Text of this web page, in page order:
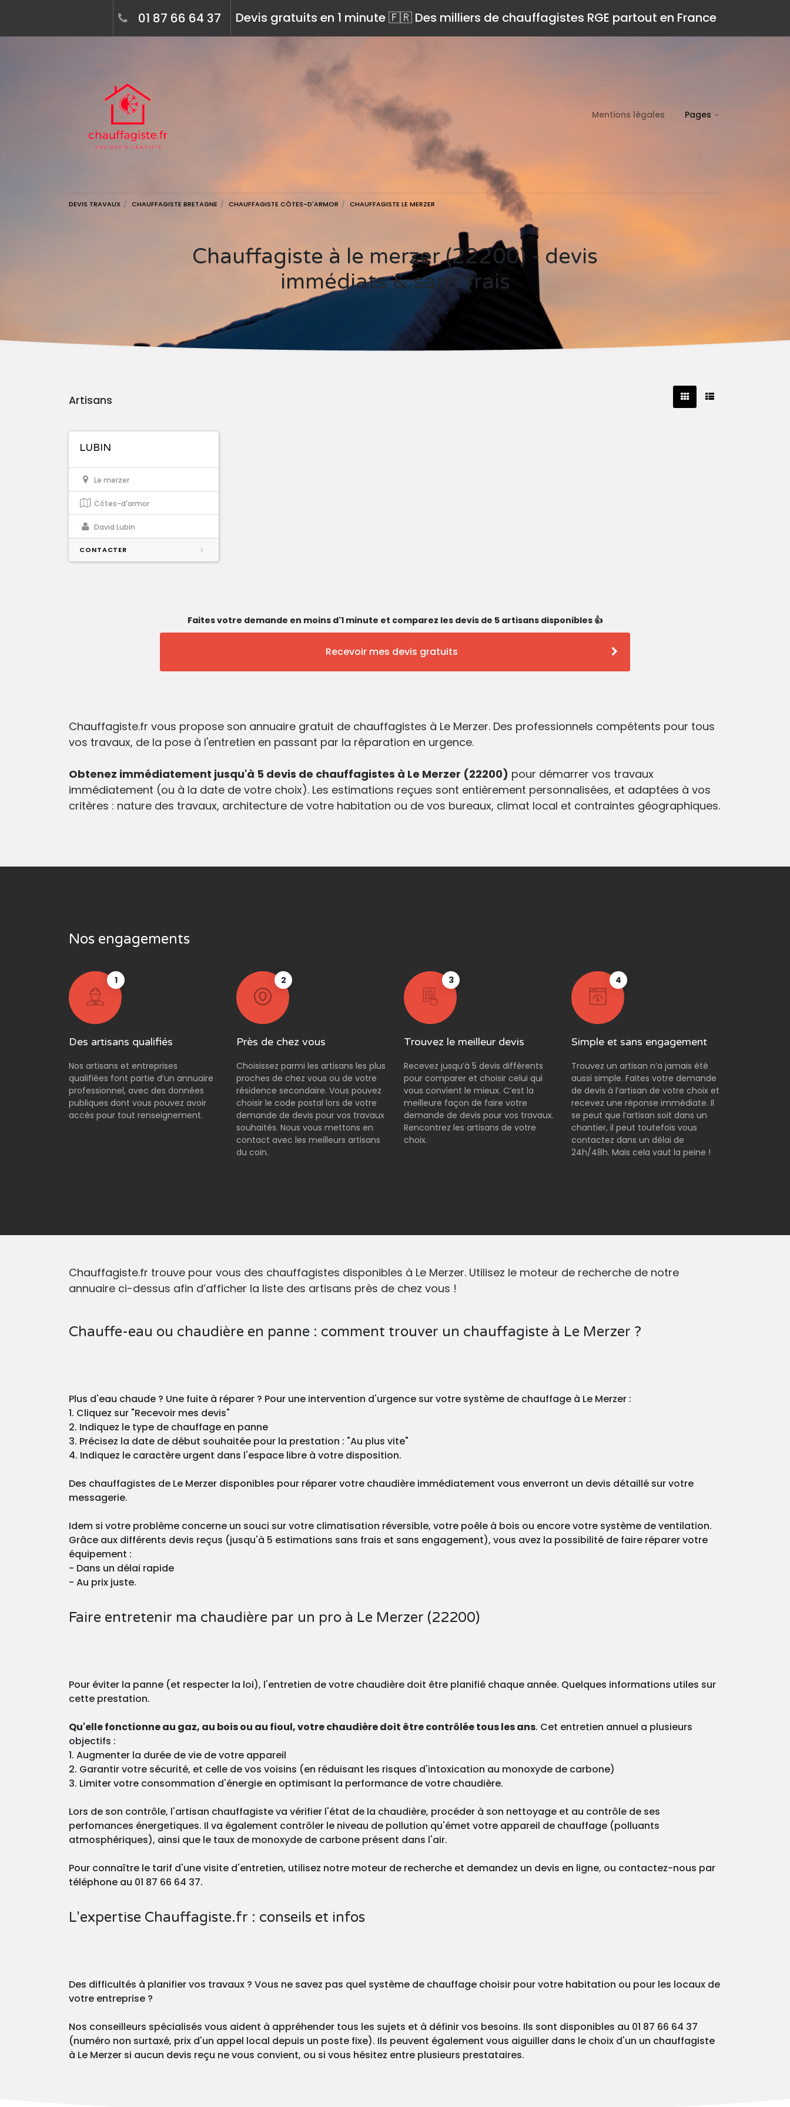
Devis gratuits en 1 minute 🇫🇷 Des milliers de chauffagistes RGE partout en France
01 87 66 64 37
Mentions légales Pages
DEVIS TRAVAUX CHAUFFAGISTE BRETAGNE CHAUFFAGISTE CÔTES-D'ARMOR CHAUFFAGISTE LE MERZER
Chauffagiste à le merzer (22200) - devis
immédiats & sans frais
Artisans
LUBIN
Le merzer
Côtes-d'armor
David Lubin
CONTACTER
Faites votre demande en moins d'1 minute et comparez les devis de 5 artisans disponibles 👍
Recevoir mes devis gratuits
Chauffagiste.fr vous propose son annuaire gratuit de chauffagistes à Le Merzer. Des professionnels compétents pour tous
vos travaux, de la pose à l'entretien en passant par la réparation en urgence.
Obtenez immédiatement jusqu'à 5 devis de chauffagistes à Le Merzer (22200) pour démarrer vos travaux
immédiatement (ou à la date de votre choix). Les estimations reçues sont entièrement personnalisées, et adaptées à vos
critères : nature des travaux, architecture de votre habitation ou de vos bureaux, climat local et contraintes géographiques.
Nos engagements
1
Des artisans qualifiés
Nos artisans et entreprises
qualifiées font partie d’un annuaire
professionnel, avec des données
publiques dont vous pouvez avoir
accès pour tout renseignement.
2
Près de chez vous
Choisissez parmi les artisans les plus
proches de chez vous ou de votre
résidence secondaire. Vous pouvez
choisir le code postal lors de votre
demande de devis pour vos travaux
souhaités. Nous vous mettons en
contact avec les meilleurs artisans
du coin.
3
Trouvez le meilleur devis
Recevez jusqu’à 5 devis différents
pour comparer et choisir celui qui
vous convient le mieux. C’est la
meilleure façon de faire votre
demande de devis pour vos travaux.
Rencontrez les artisans de votre
choix.
4
Simple et sans engagement
Trouvez un artisan n’a jamais été
aussi simple. Faites votre demande
de devis à l’artisan de votre choix et
recevez une réponse immédiate. Il
se peut que l’artisan soit dans un
chantier, il peut toutefois vous
contactez dans un délai de
24h/48h. Mais cela vaut la peine !
Chauffagiste.fr trouve pour vous des chauffagistes disponibles à Le Merzer. Utilisez le moteur de recherche de notre
annuaire ci-dessus afin d’afficher la liste des artisans près de chez vous !
Chauffe-eau ou chaudière en panne : comment trouver un chauffagiste à Le Merzer ?
Plus d'eau chaude ? Une fuite à réparer ? Pour une intervention d'urgence sur votre système de chauffage à Le Merzer :
1. Cliquez sur "Recevoir mes devis"
2. Indiquez le type de chauffage en panne
3. Précisez la date de début souhaitée pour la prestation : "Au plus vite"
4. Indiquez le caractère urgent dans l'espace libre à votre disposition.
Des chauffagistes de Le Merzer disponibles pour réparer votre chaudière immédiatement vous enverront un devis détaillé sur votre
messagerie.
Idem si votre problème concerne un souci sur votre climatisation réversible, votre poêle à bois ou encore votre système de ventilation.
Grâce aux différents devis reçus (jusqu'à 5 estimations sans frais et sans engagement), vous avez la possibilité de faire réparer votre
équipement :
- Dans un délai rapide
- Au prix juste.
Faire entretenir ma chaudière par un pro à Le Merzer (22200)
Pour éviter la panne (et respecter la loi), l'entretien de votre chaudière doit être planifié chaque année. Quelques informations utiles sur
cette prestation.
Qu'elle fonctionne au gaz, au bois ou au fioul, votre chaudière doit être contrôlée tous les ans. Cet entretien annuel a plusieurs
objectifs :
1. Augmenter la durée de vie de votre appareil
2. Garantir votre sécurité, et celle de vos voisins (en réduisant les risques d'intoxication au monoxyde de carbone)
3. Limiter votre consommation d'énergie en optimisant la performance de votre chaudière.
Lors de son contrôle, l'artisan chauffagiste va vérifier l'état de la chaudière, procéder à son nettoyage et au contrôle de ses
perfomances énergetiques. Il va également contrôler le niveau de pollution qu'émet votre appareil de chauffage (polluants
atmosphériques), ainsi que le taux de monoxyde de carbone présent dans l'air.
Pour connaître le tarif d'une visite d'entretien, utilisez notre moteur de recherche et demandez un devis en ligne, ou contactez-nous par
téléphone au 01 87 66 64 37.
L'expertise Chauffagiste.fr : conseils et infos
Des difficultés à planifier vos travaux ? Vous ne savez pas quel système de chauffage choisir pour votre habitation ou pour les locaux de
votre entreprise ?
Nos conseilleurs spécialisés vous aident à appréhender tous les sujets et à définir vos besoins. Ils sont disponibles au 01 87 66 64 37
(numéro non surtaxé, prix d'un appel local depuis un poste fixe). Ils peuvent également vous aiguiller dans le choix d'un un chauffagiste
à Le Merzer si aucun devis reçu ne vous convient, ou si vous hésitez entre plusieurs prestataires.